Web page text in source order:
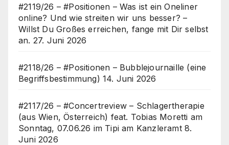
#2119/26 – #Positionen – Was ist ein Oneliner
online? Und wie streiten wir uns besser? –
Willst Du Großes erreichen, fange mit Dir selbst
an. 27. Juni 2026
#2118/26 – #Positionen – Bubblejournaille (eine
Begriffsbestimmung) 14. Juni 2026
#2117/26 – #Concertreview – Schlagertherapie
(aus Wien, Österreich) feat. Tobias Moretti am
Sonntag, 07.06.26 im Tipi am Kanzleramt 8.
Juni 2026